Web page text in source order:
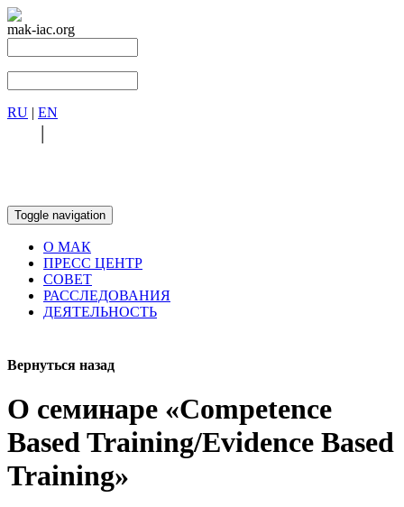
mak-iac.org
RU | EN
|
Toggle navigation
О МАК
ПРЕСС ЦЕНТР
СОВЕТ
РАССЛЕДОВАНИЯ
ДЕЯТЕЛЬНОСТЬ
Вернуться назад
О семинаре «Competence
Based Training/Evidence Based
Training»